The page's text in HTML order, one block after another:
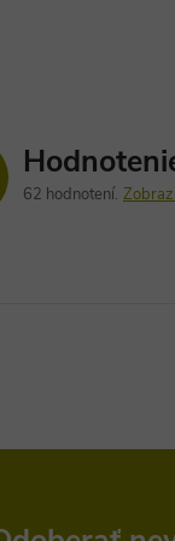
62 hodnotení